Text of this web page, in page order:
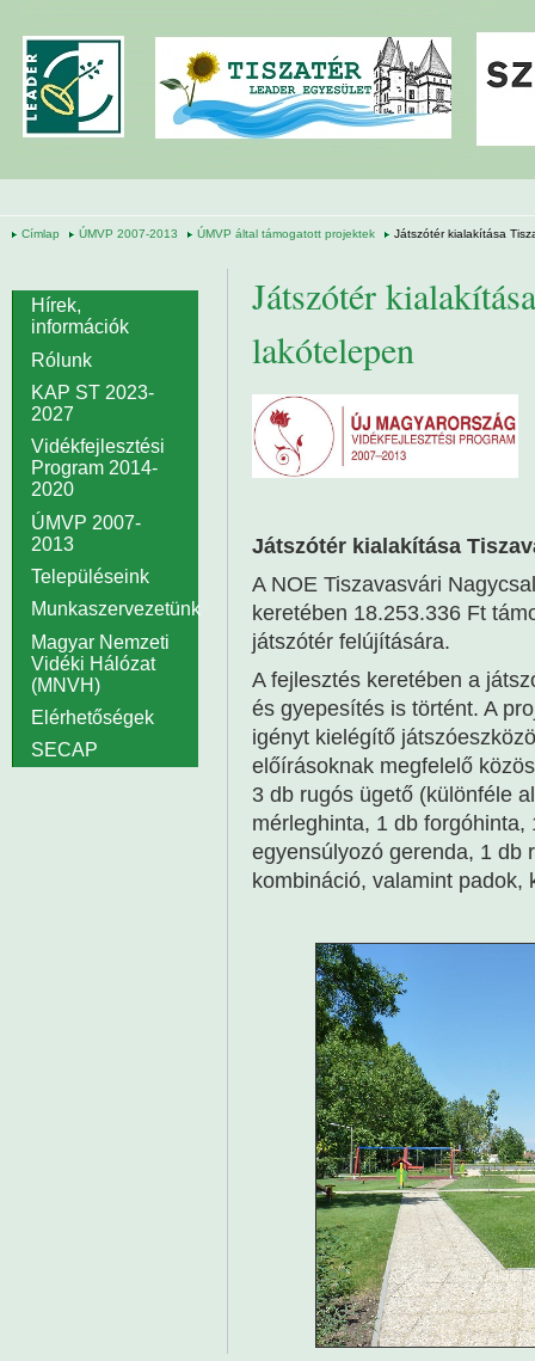
Címlap ÚMVP 2007-2013 ÚMVP által támogatott projektek Játszótér kialakítása
Játszótér
lakótelepen
Játszótér kialakítása
A NOE Tiszavasvári
keretében 18.253.336 Ft
játszótér felújítására.
A fejlesztés keretében a
és gyepesítés is történt. A
igényt kielégítő
előírásoknak megfelelő
3 db rugós ügető (különféle
mérleghinta, 1 db
egyensúlyozó gerenda, 1 db
kombináció, valamint padok,
Hírek,
információk
Rólunk
KAP ST 2023-
2027
Vidékfejlesztési
Program 2014-
2020
ÚMVP 2007-
2013
Településeink
Munkaszervezetünk
Magyar Nemzeti
Vidéki Hálózat
(MNVH)
Elérhetőségek
SECAP